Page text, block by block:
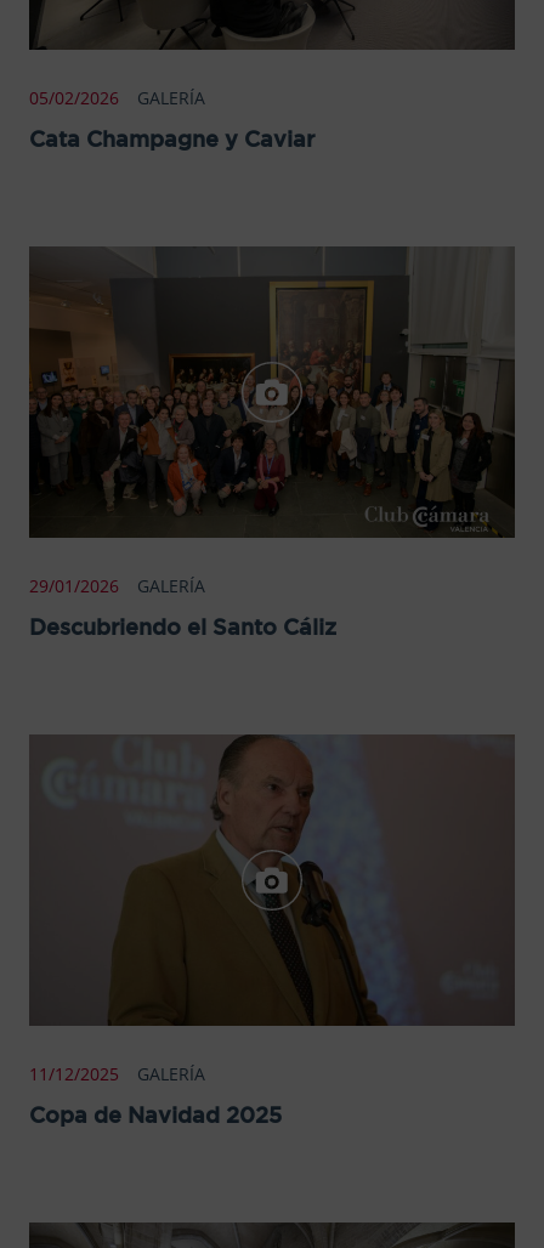
05/02/2026 GALERÍA
Cata Champagne y Caviar
29/01/2026 GALERÍA
Descubriendo el Santo Cáliz
11/12/2025 GALERÍA
Copa de Navidad 2025